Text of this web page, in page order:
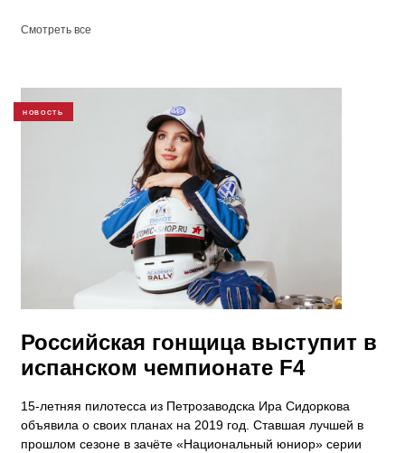
Смотреть все
НОВОСТЬ
Российская гонщица выступит в
испанском чемпионате F4
15-летняя пилотесса из Петрозаводска Ира Сидоркова
объявила о своих планах на 2019 год. Ставшая лучшей в
прошлом сезоне в зачёте «Национальный юниор» серии